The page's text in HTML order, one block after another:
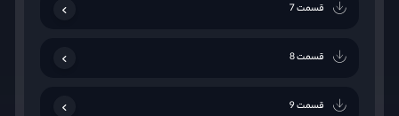
قسمت 7
قسمت 8
قسمت 9